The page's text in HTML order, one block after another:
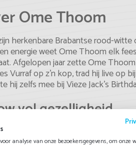
Ome Thoom
herkenbare Brabantse rood-
energie weet Ome Thoom elk
Afgelopen jaar zette Ome
Vurraf op z’n kop, trad hij live op
hij zelfs mee bij Vieze Jack’s
vol gezelligheid
bestaat uit vrolijke medleys
niemand stil kan blijven staan.
analyse van onze bezoekersgegevens, om onze